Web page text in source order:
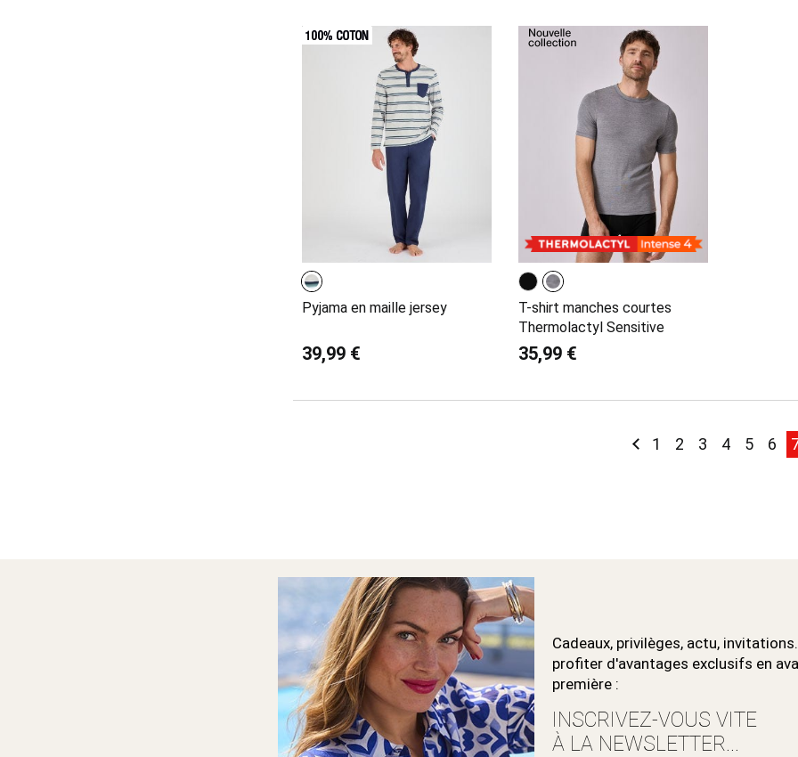
Pyjama en maille jersey
39,99 €
T-shirt manches courtes
Thermolactyl Sensitive
35,99 €
PagePage
Précédent
Page
1 Page
2 Page
3 Page
4 Page
5 6
Cadeaux, privilèges, actu,
profiter d'avantages exclusifs en
première :
INSCRIVEZ-VOUS VITE
À LA NEWSLETTER...